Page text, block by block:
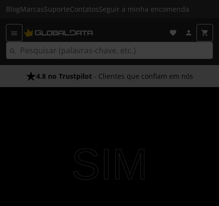
BlogMarcasSuporteContatosSeguir a minha encomenda
Envio Gratuito em 24 HRS- Acima dos 50€
4.8 no Trustpilot - Clientes que confiam em nós
SIM